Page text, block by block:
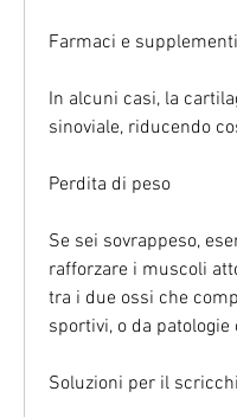
Farmaci e supplementi
In alcuni casi, la
sinoviale, riducendo
Perdita di peso
Se sei sovrappeso,
rafforzare i muscoli
tra i due ossi che
sportivi, o da
Soluzioni per il